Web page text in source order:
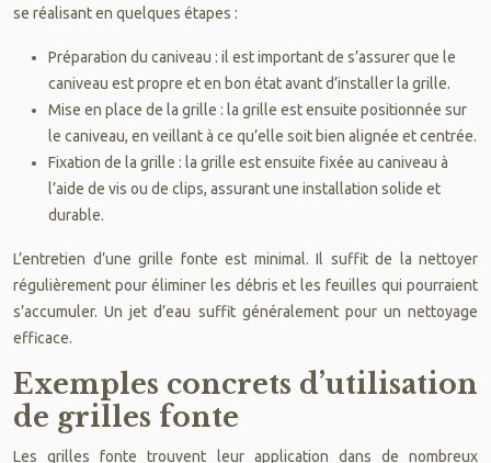
se réalisant en quelques étapes :
Préparation du caniveau : il est important de s’assurer que le
caniveau est propre et en bon état avant d’installer la grille.
Mise en place de la grille : la grille est ensuite positionnée sur
le caniveau, en veillant à ce qu’elle soit bien alignée et centrée.
Fixation de la grille : la grille est ensuite fixée au caniveau à
l’aide de vis ou de clips, assurant une installation solide et
durable.
L’entretien d’une grille fonte est minimal. Il suffit de la nettoyer
régulièrement pour éliminer les débris et les feuilles qui pourraient
s’accumuler. Un jet d’eau suffit généralement pour un nettoyage
efficace.
Exemples concrets d’utilisation
de grilles fonte
Les grilles fonte trouvent leur application dans de nombreux